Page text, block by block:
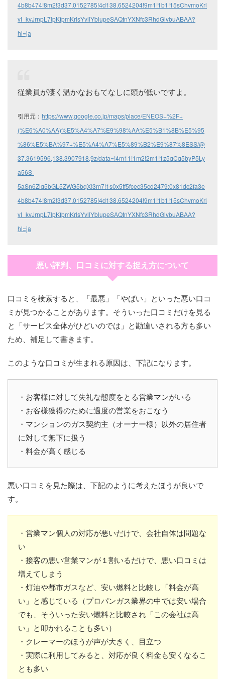
4b8b474!8m2!3d37.0152785!4d138.6524204!9m1!1b1!15sChvmoKrl
vI_kvJrnpL7lpKfpmKrlsYvllYblupeSAQtnYXNfc3RhdGlvbuABAA?
hl=ja
従業員が凄く温かなおもてなしに頭が低いですよ。
引用元： https://www.google.co.jp/maps/place/ENEOS+%2F+
(%E6%A0%AA)%E5%A4%A7%E9%98%AA%E5%B1%8B%E5%95
%86%E5%BA%97+%E5%A4%A7%E5%89%B2%E9%87%8ESS/@
37.3619596,138.3907918,9z/data=!4m11!1m2!2m1!1z5qCq5byP5Ly
a56S-
5aSn6Ziq5bGL5ZWG5bqX!3m7!1s0x5ff5fcec35cd2479:0x81dc2fa3e
4b8b474!8m2!3d37.0152785!4d138.6524204!9m1!1b1!15sChvmoKrl
vI_kvJrnpL7lpKfpmKrlsYvllYblupeSAQtnYXNfc3RhdGlvbuABAA?
hl=ja
悪い評判、口コミに対する捉え方について
口コミを検索すると、「最悪」「やばい」といった悪い口コ
ミが見つかることがあります。そういった口コミだけを見る
と「サービス全体がひどいのでは」と勘違いされる方も多い
ため、補足して書きます。
このような口コミが生まれる原因は、下記になります。
・お客様に対して失礼な態度をとる営業マンがいる
・お客様獲得のために過度の営業をおこなう
・マンションのガス契約主（オーナー様）以外の居住者
に対して無下に扱う
・料金が高く感じる
悪い口コミを見た際は、下記のように考えたほうが良いで
す。
・営業マン個人の対応が悪いだけで、会社自体は問題な
い
・接客の悪い営業マンが１割いるだけで、悪い口コミは
増えてしまう
・灯油や都市ガスなど、安い燃料と比較し「料金が高
い」と感じている（プロパンガス業界の中では安い場合
でも、そういった安い燃料と比較され「この会社は高
い」と叩かれることも多い）
・クレーマーのほうが声が大きく、目立つ
・実際に利用してみると、対応が良く料金も安くなるこ
とも多い